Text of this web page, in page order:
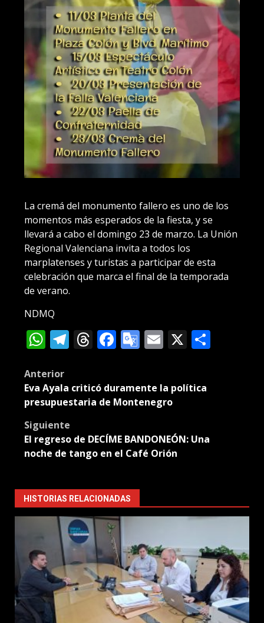
La cremá del monumento fallero es uno de los
momentos más esperados de la fiesta, y se
llevará a cabo el domingo 23 de marzo. La Unión
Regional Valenciana invita a todos los
marplatenses y turistas a participar de esta
celebración que marca el final de la temporada
de verano.
NDMQ
WhatsApp
Telegram
Threads
Facebook
Google
Email
X
Post
navigation
Anterior
Eva Ayala criticó duramente la política
presupuestaria de Montenegro
Siguiente
El regreso de DECÍME BANDONEÓN: Una
noche de tango en el Café Orión
HISTORIAS RELACIONADAS